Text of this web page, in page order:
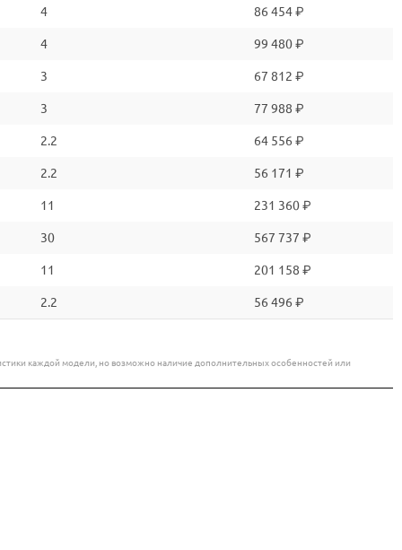
4 86 454 ₽
4 99 480 ₽
3 67 812 ₽
3 77 988 ₽
2.2 64 556 ₽
2.2 56 171 ₽
11 231 360 ₽
30 567 737 ₽
11 201 158 ₽
2.2 56 496 ₽
каждой модели, но возможно наличие дополнительных особенностей или